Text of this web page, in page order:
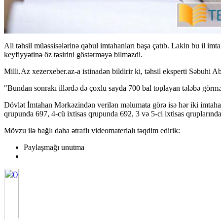
Ali təhsil müəssisələrinə qəbul imtahanları başa çatıb. Lakin bu il
keyfiyyətinə öz təsirini göstərməyə bilməzdi.
Milli.Az xezerxeber.az-a istinadən bildirir ki, təhsil eksperti Səbuhi
"Bundan sonrakı illərdə də çoxlu sayda 700 bal toplayan tələbə
Dövlət İmtahan Mərkəzindən verilən məlumata görə isə hər iki
qrupunda 697, 4-cü ixtisas qrupunda 692, 3 və 5-ci ixtisas
Mövzu ilə bağlı daha ətraflı videomaterialı təqdim edirik:
Paylaşmağı unutma